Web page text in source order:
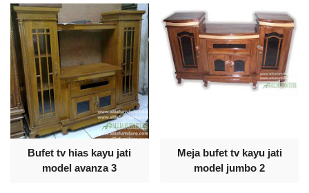
Bufet tv hias kayu jati
model avanza 3
Meja bufet tv kayu jati
model jumbo 2